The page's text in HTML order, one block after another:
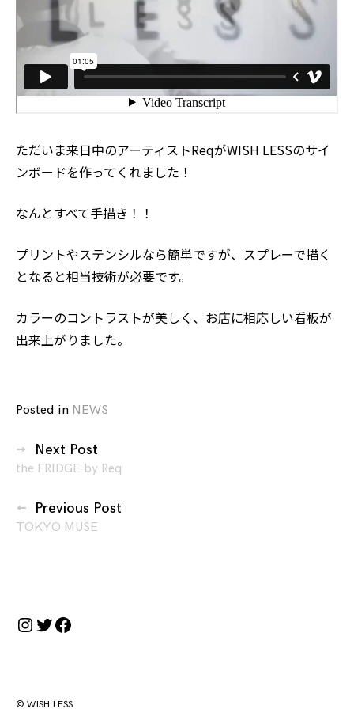
ただいま来日中のアーティストReqがWISH LESSのサイ
ンボードを作ってくれました！
なんとすべて手描き！！
プリントやステンシルなら簡単ですが、スプレーで描く
となると相当技術が必要です。
カラーのコントラストが美しく、お店に相応しい看板が
出来上がりました。
Posted in NEWS
投
稿
ビ
ゲ
ン
Next Post
the FRIDGE by Req
Previous Post
TOKYO MUSE
Instagram
Twitter
Facebook
© WISH LESS